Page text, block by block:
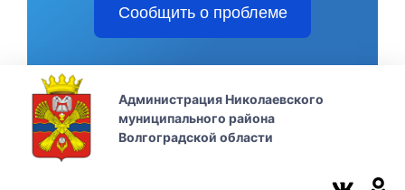
Сообщить о проблеме
Администрация Николаевского
муниципального района
Волгоградской области